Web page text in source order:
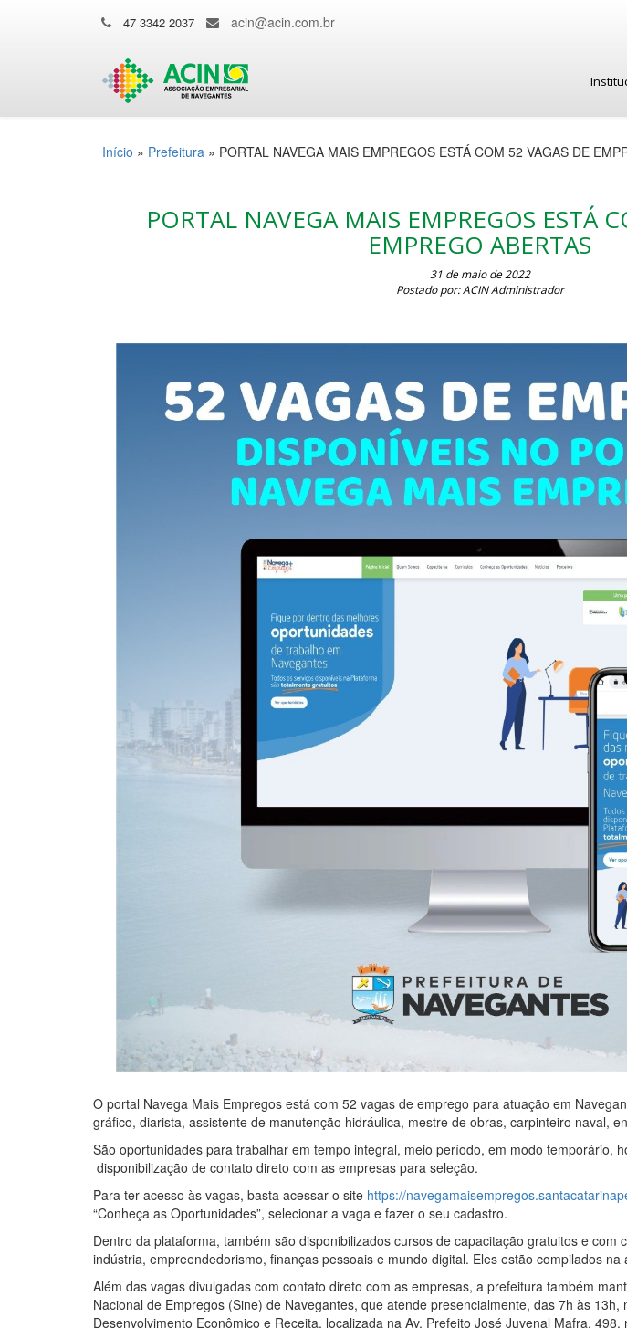
47 3342 2037 acin@acin.com.br
Início » Prefeitura » PORTAL NAVEGA MAIS EMPREGOS ESTÁ COM 52 VAGAS DE
PORTAL NAVEGA MAIS EMPREGOS ESTÁ
EMPREGO ABERTAS
31 de maio de 2022
Postado por: ACIN Administrador
O portal Navega Mais Empregos está com 52 vagas de emprego para atuação em
gráfico, diarista, assistente de manutenção hidráulica, mestre de obras, carpinteiro naval,
São oportunidades para trabalhar em tempo integral, meio período, em modo temporário,
disponibilização de contato direto com as empresas para seleção.
Para ter acesso às vagas, basta acessar o site https://
“Conheça as Oportunidades”, selecionar a vaga e fazer o seu cadastro.
Dentro da plataforma, também são disponibilizados cursos de capacitação gratuitos e com
indústria, empreendedorismo, finanças pessoais e mundo digital. Eles estão compilados na
Além das vagas divulgadas com contato direto com as empresas, a prefeitura também
Nacional de Empregos (Sine) de Navegantes, que atende presencialmente, das 7h às 13h,
Desenvolvimento Econômico e Receita, localizada na Av. Prefeito José Juvenal Mafra,